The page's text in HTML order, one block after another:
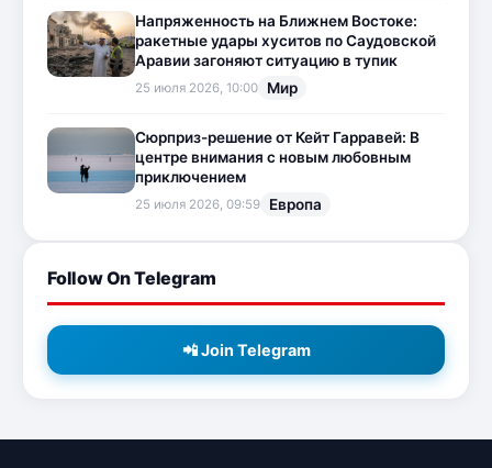
Напряженность на Ближнем Востоке:
ракетные удары хуситов по Саудовской
Аравии загоняют ситуацию в тупик
25 июля 2026, 10:00 Мир
Сюрприз-решение от Кейт Гарравей: В
центре внимания с новым любовным
приключением
25 июля 2026, 09:59 Европа
Follow On Telegram
📲 Join Telegram